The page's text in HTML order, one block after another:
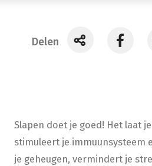
Delen
Slapen doet je goed! Het laat
stimuleert je immuunsysteem
je geheugen, vermindert je